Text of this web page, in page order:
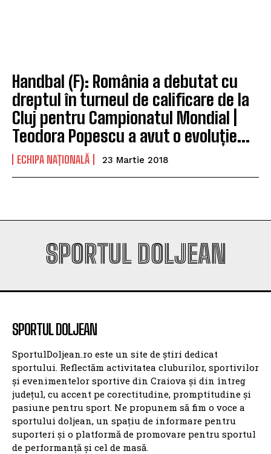
Handbal (F): România a debutat cu
dreptul în turneul de calificare de la
Cluj pentru Campionatul Mondial |
Teodora Popescu a avut o evoluție...
ECHIPA NAȚIONALĂ 23 Martie 2018
SPORTUL DOLJEAN
SPORTUL DOLJEAN
SportulDoljean.ro este un site de știri dedicat
sportului. Reflectăm activitatea cluburilor, sportivilor
și evenimentelor sportive din Craiova și din întreg
județul, cu accent pe corectitudine, promptitudine și
pasiune pentru sport. Ne propunem să fim o voce a
sportului doljean, un spațiu de informare pentru
suporteri și o platformă de promovare pentru sportul
de performanță și cel de masă.